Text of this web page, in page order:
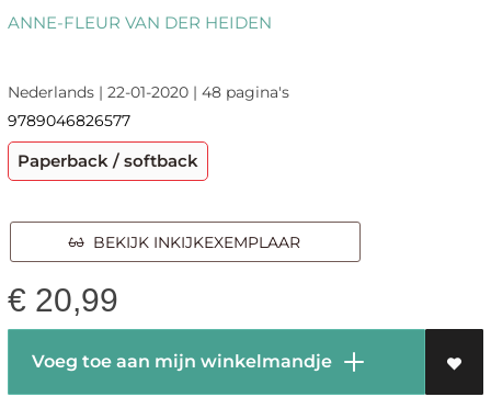
ANNE-FLEUR VAN DER HEIDEN
Nederlands | 22-01-2020 | 48 pagina's
9789046826577
Paperback / softback
BEKIJK INKIJKEXEMPLAAR
€ 20,99
Voeg toe aan mijn winkelmandje